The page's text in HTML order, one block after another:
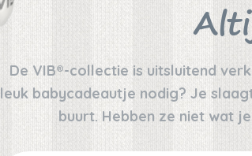
De VIB®-collectie is uitsluitend
leuk babycadeautje nodig? Je
buurt. Hebben ze niet wat